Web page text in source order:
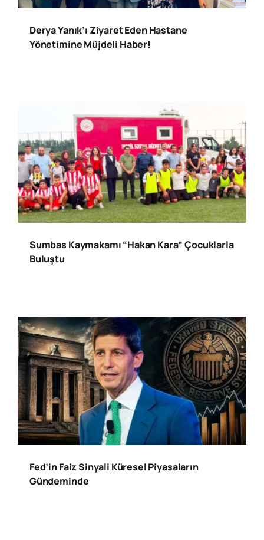
Derya Yanık’ı Ziyaret Eden Hastane
Yönetimine Müjdeli Haber!
Sumbas Kaymakamı “Hakan Kara” Çocuklarla
Buluştu
Fed’in Faiz Sinyali Küresel Piyasaların
Gündeminde